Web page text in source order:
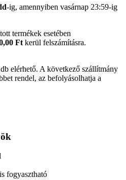
-ig, amennyiben vasárnap 23:59-ig
termékek esetében
Ft kerül felszámításra.
elérhető. A következő szállítmány
rendel, az befolyásolhatja a
fogyasztható